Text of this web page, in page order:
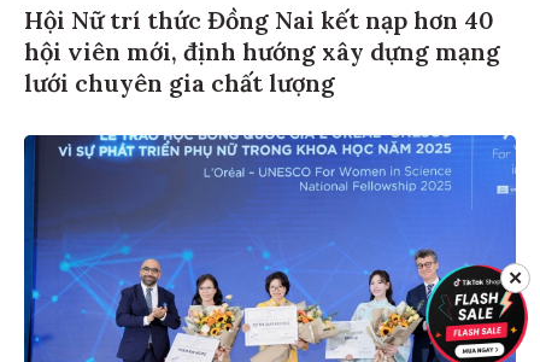
Hội Nữ trí thức Đồng Nai kết nạp hơn 40
hội viên mới, định hướng xây dựng mạng
lưới chuyên gia chất lượng
✕